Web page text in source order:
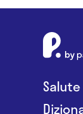
Salute